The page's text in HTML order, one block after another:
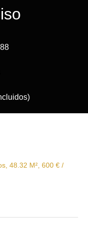
48.32 M², 600 € /